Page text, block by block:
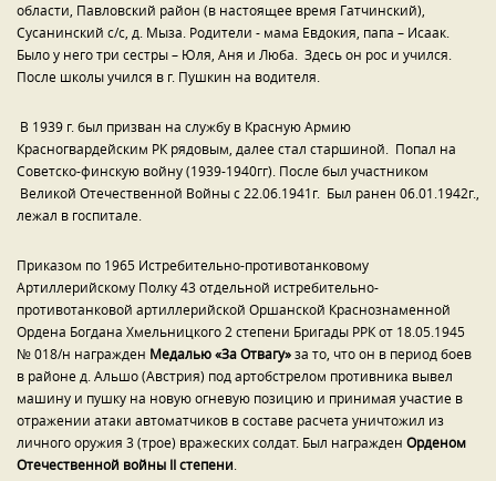
области, Павловский район (в настоящее время Гатчинский),
Сусанинский с/с, д. Мыза. Родители - мама Евдокия, папа – Исаак.
Было у него три сестры – Юля, Аня и Люба. Здесь он рос и учился.
После школы учился в г. Пушкин на водителя.
В 1939 г. был призван на службу в Красную Армию
Красногвардейским РК рядовым, далее стал старшиной. Попал на
Советско-финскую войну (1939-1940гг). После был участником
Великой Отечественной Войны с 22.06.1941г. Был ранен 06.01.1942г.,
лежал в госпитале.
Приказом по 1965 Истребительно-противотанковому
Артиллерийскому Полку 43 отдельной истребительно-
противотанковой артиллерийской Оршанской Краснознаменной
Ордена Богдана Хмельницкого 2 степени Бригады РРК от 18.05.1945
№ 018/н награжден Медалью «За Отвагу»за то, что он в период боев
в районе д. Альшо (Австрия) под артобстрелом противника вывел
машину и пушку на новую огневую позицию и принимая участие в
отражении атаки автоматчиков в составе расчета уничтожил из
личного оружия 3 (трое) вражеских солдат. Был награжден Орденом
Отечественной войны IIстепени